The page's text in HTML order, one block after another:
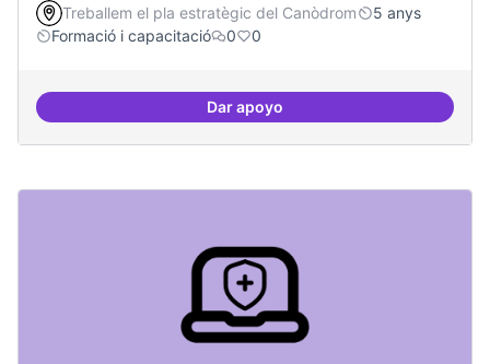
Treballem el pla estratègic del Canòdrom
5 anys
Formació i capacitació
0 0
Dar apoyoOferta formativa especialitzada: